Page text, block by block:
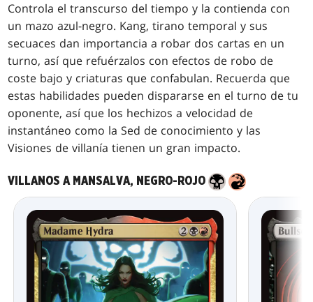
Controla el transcurso del tiempo y la contienda con
un mazo azul-negro. Kang, tirano temporal y sus
secuaces dan importancia a robar dos cartas en un
turno, así que refuérzalos con efectos de robo de
coste bajo y criaturas que confabulan. Recuerda que
estas habilidades pueden dispararse en el turno de tu
oponente, así que los hechizos a velocidad de
instantáneo como la Sed de conocimiento y las
Visiones de villanía tienen un gran impacto.
VILLANOS A MANSALVA, NEGRO-ROJO